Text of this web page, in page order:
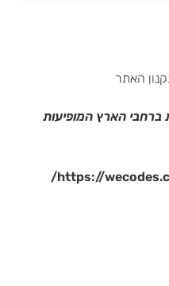
האתר
בטלפון 0737273030 או בחנויות ברחבי הארץ המופיעות
https://